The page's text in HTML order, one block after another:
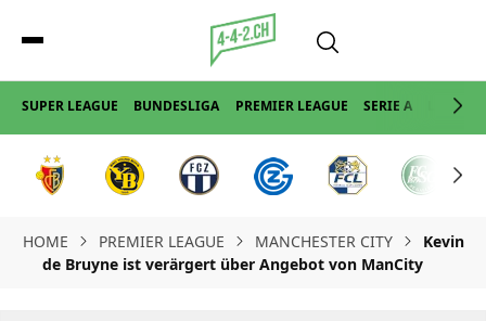
SUPER LEAGUE BUNDESLIGA PREMIER LEAGUE SERIE A LA LIGA
HOME PREMIER LEAGUE MANCHESTER CITY
Kevin
de Bruyne ist verärgert über Angebot von ManCity